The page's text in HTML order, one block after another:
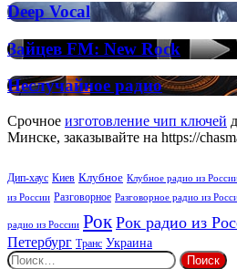
Deep
Vocal
House
Deep
Vocal
Deep Vocal
Зайцев
FM:
New
Rock
Зайцев FM: New Rock
Неслучайное
радио
Неслучайное радио
Срочное изготовление чип ключей
Минске, заказывайте на https://
Дип-хаус Киев Клубное Клубное радио из
из России Разговорное Разговорное радио из
радио из России Рок Рок радио из
Петербург Транс Украина
Найти: